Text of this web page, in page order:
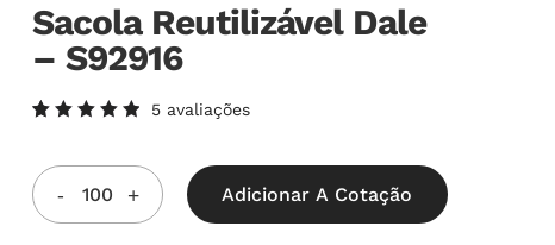
Sacola Reutilizável Dale
– S92916
5.00de
5, com
baseado
em
5avaliações
Adicionar A Cotação